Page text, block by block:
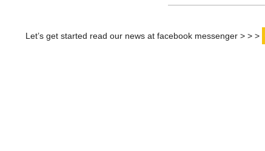
Let’s get started read our news at facebook messenger > > >